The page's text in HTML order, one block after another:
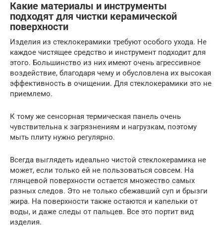
Какие материалы и инструменты
подходят для чистки керамической
поверхности
Изделия из стеклокерамики требуют особого ухода. Не
каждое чистящее средство и инструмент подходит для
этого. Большинство из них имеют очень агрессивное
воздействие, благодаря чему и обусловлена их высокая
эффективность в очищении. Для стеклокерамики это не
приемлемо.
К тому же сенсорная термическая панель очень
чувствительна к загрязнениям и нагрузкам, поэтому
мыть плиту нужно регулярно.
Всегда выглядеть идеально чистой стеклокерамика не
может, если только ей не пользоваться совсем. На
глянцевой поверхности остается множество самых
разных следов. Это не только сбежавший суп и брызги
жира. На поверхности также остаются и капельки от
воды, и даже следы от пальцев. Все это портит вид
изделия.